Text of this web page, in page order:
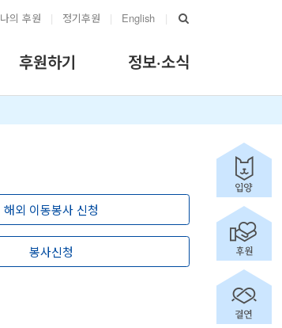
나의 후원 | 정기후원 | English |
후원하기 정보·소식
해외 이동봉사 신청
봉사신청